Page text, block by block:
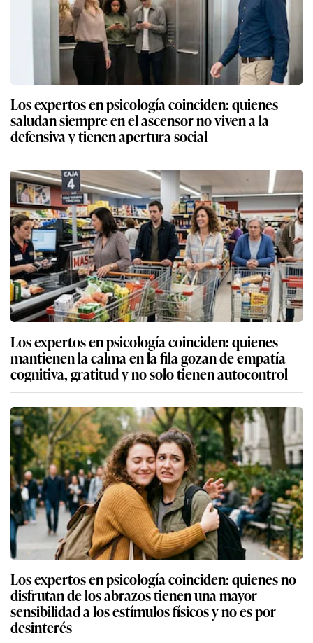
Los expertos en psicología coinciden: quienes
saludan siempre en el ascensor no viven a la
defensiva y tienen apertura social
Los expertos en psicología coinciden: quienes
mantienen la calma en la fila gozan de empatía
cognitiva, gratitud y no solo tienen autocontrol
Los expertos en psicología coinciden: quienes no
disfrutan de los abrazos tienen una mayor
sensibilidad a los estímulos físicos y no es por
desinterés